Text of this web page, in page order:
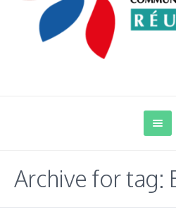
Archive for tag: